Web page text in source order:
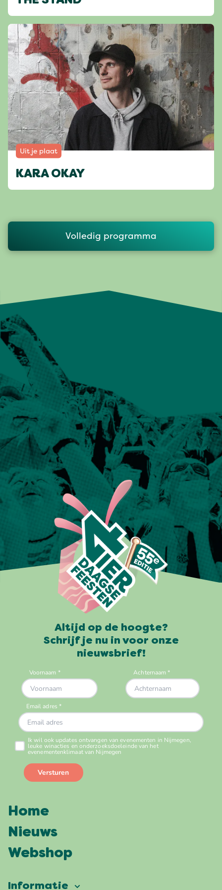
Uit je plaat
KARA OKAY
Volledig programma
Altijd op de hoogte?
Schrijf je nu in voor onze
nieuwsbrief!
Home
Nieuws
Webshop
Informatie